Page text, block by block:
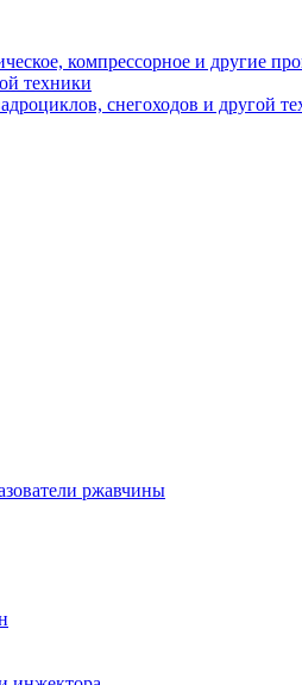
компрессорное и другие
техники
снегоходов и другой
ржавчины